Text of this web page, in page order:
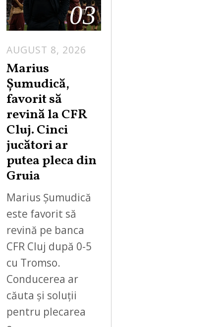
03
AUGUST 8, 2026
Marius
Șumudică,
favorit să
revină la CFR
Cluj. Cinci
jucători ar
putea pleca din
Gruia
Marius Șumudică
este favorit să
revină pe banca
CFR Cluj după 0-5
cu Tromso.
Conducerea ar
căuta și soluții
pentru plecarea